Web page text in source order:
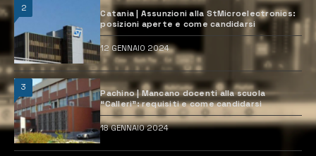
2
Catania | Assunzioni alla StMicroelectronics:
posizioni aperte e come candidarsi
12 GENNAIO 2024
3
Pachino | Mancano docenti alla scuola
“Calleri”: requisiti e come candidarsi
18 GENNAIO 2024